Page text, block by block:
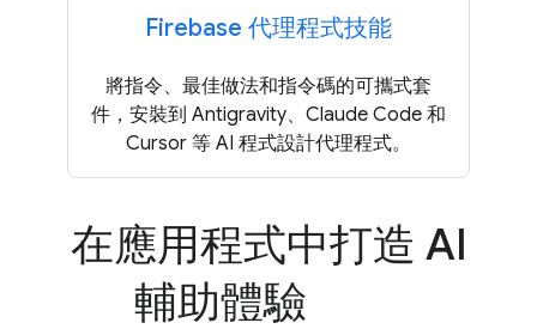
Firebase 代理程式技能
將指令、最佳做法和指令碼的可攜式套
件，安裝到 Antigravity、Claude Code 和
Cursor 等 AI 程式設計代理程式。
在應用程式中打造 AI
輔助體驗